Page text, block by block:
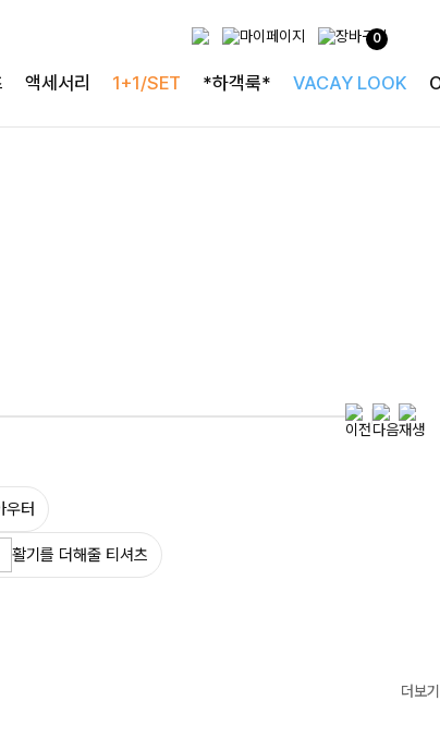
0
액세서리 1+1/SET *하객룩* VACAY LOOK
특별한 날을 빛내는
하객룩의 정석
우터
활기를 더해줄 티셔츠
더보기